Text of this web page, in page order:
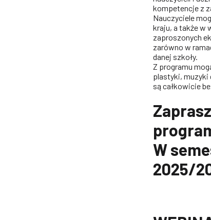
kompetencje z
Nauczyciele
kraju, a także w
zaproszonych
zarówno w
danej szkoły.
Z programu
plastyki, muzyki
są całkowicie
W
2025/